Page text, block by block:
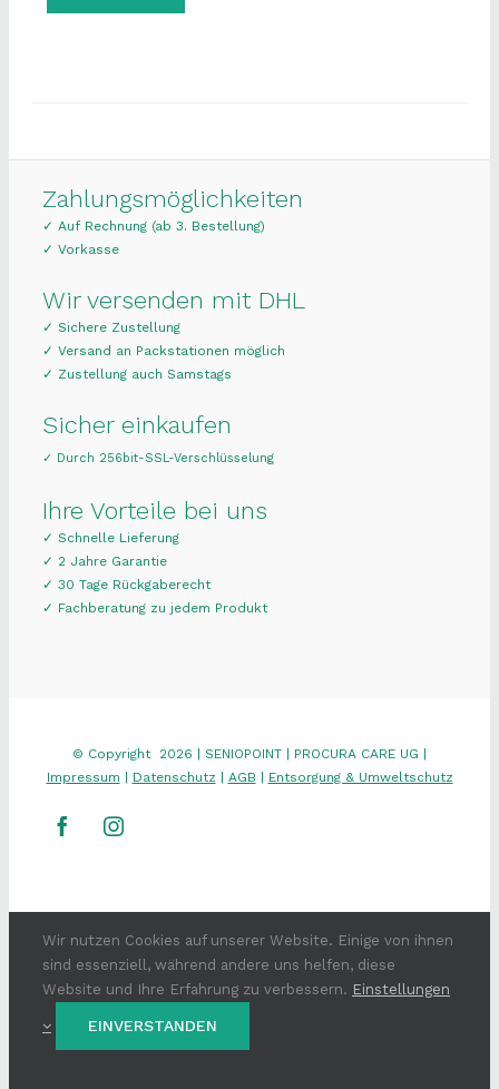
Zahlungsmöglichkeiten
✓ Auf Rechnung (ab 3. Bestellung)
✓ Vorkasse
Wir versenden mit DHL
✓ Sichere Zustellung
✓ Versand an Packstationen möglich
✓ Zustellung auch Samstags
Sicher einkaufen
✓ Durch 256bit-SSL-Verschlüsselung
Ihre Vorteile bei uns
✓ Schnelle Lieferung
✓ 2 Jahre Garantie
✓ 30 Tage Rückgaberecht
✓ Fachberatung zu jedem Produkt
© Copyright 2026 | SENIOPOINT | PROCURA CARE UG |
Impressum | Datenschutz | AGB | Entsorgung & Umweltschutz
FacebookInstagram
Wir nutzen Cookies auf unserer Website. Einige von ihnen
sind essenziell, während andere uns helfen, diese
Website und Ihre Erfahrung zu verbessern. Einstellungen
EINVERSTANDEN